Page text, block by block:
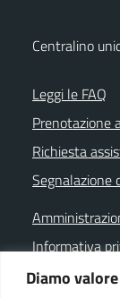
Diamo
Centralino
Leggi le FAQ
Prenotazione
Richiesta
Segnalazione
Informativa
Note legali